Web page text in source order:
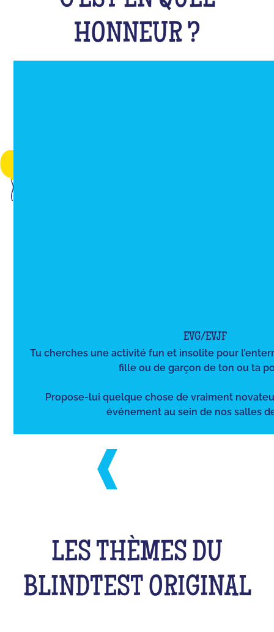
HONNEUR ?
EVG/EVJF
Tu cherches une activité fun et insolite pour
fille ou de garçon de ton ou ta
Propose-lui quelque chose de vraiment
événement au sein de nos salles
LES THÈMES DU
BLINDTEST ORIGINAL